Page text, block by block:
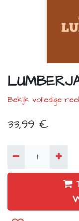
Bekijk volledige
33,99 €